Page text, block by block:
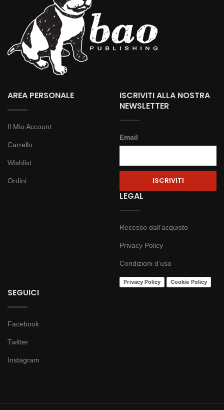
AREA PERSONALE
Il Mio Account
Carrello
Wishlist
Ordini
ISCRIVITI ALLA NOSTRA
NEWSLETTER
Email
LEGAL
Recesso dall’acquisto
Privacy Policy
Condizioni d’uso
Privacy Policy Cookie Policy
SEGUICI
Facebook
Twitter
Instagram